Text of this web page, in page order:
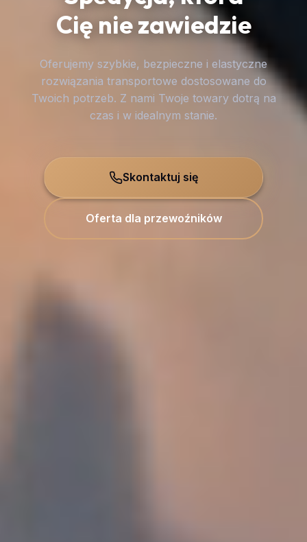
Cię nie zawiedzie
Oferujemy szybkie, bezpieczne i elastyczne
rozwiązania transportowe dostosowane do
Twoich potrzeb. Z nami Twoje towary dotrą na
czas i w idealnym stanie.
Skontaktuj się
Oferta dla przewoźników